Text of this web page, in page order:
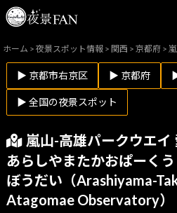
ホーム >夜景スポット情報 > 関西 >京都府 >
▶ 京都市右京区 ▶ 京都府
▶ 全国の夜景スポット
嵐山-高雄パークウエイ
あらしやまたかおぱーく
ぼうだい（Arashiyama-
Atagomae Observatory）